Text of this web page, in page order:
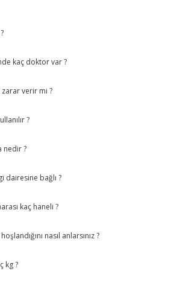
kaç doktor var ?
verir mi ?
?
nedir ?
dairesine bağlı ?
kaç haneli ?
nasıl anlarsınız ?
kg ?